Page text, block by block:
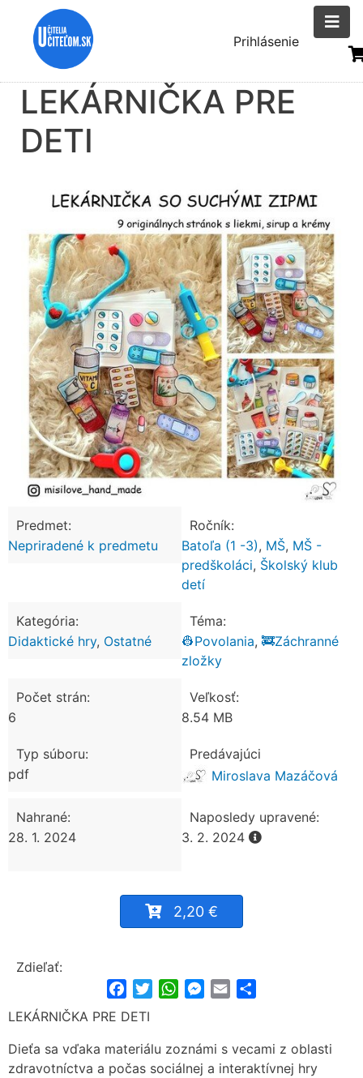
Menu
účtu
Prihlásenie
LEKÁRNIČKA PRE
DETI
Predmet:
Nepriradené k predmetu
Ročník:
Batoľa (1 -3), MŠ, MŠ -
predškoláci, Školský klub
detí
Kategória:
Didaktické hry, Ostatné
Téma:
👷Povolania, 🚒Záchranné
zložky
Počet strán:
6
Veľkosť:
8.54 MB
Typ súboru:
pdf
Predávajúci
Miroslava Mazáčová
Nahrané:
28. 1. 2024
Naposledy upravené:
3. 2. 2024
2,20 €
Zdieľať:
FacebookTwitterWhatsApp
Messenger
Email
LEKÁRNIČKA PRE DETI
Dieťa sa vďaka materiálu zoznámi s vecami z oblasti
zdravotníctva a počas sociálnej a interaktívnej hry